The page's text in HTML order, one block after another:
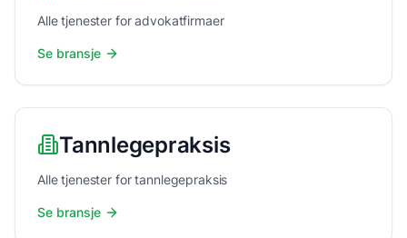
Alle tjenester for advokatfirmaer
Se bransje
Tannlegepraksis
Alle tjenester for tannlegepraksis
Se bransje